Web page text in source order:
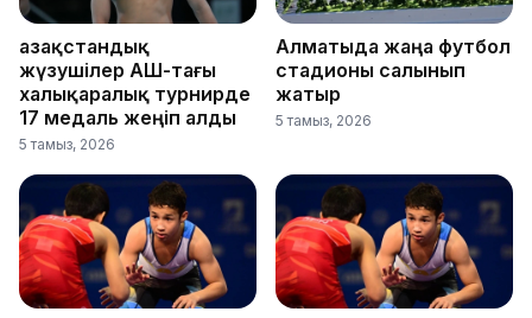
Қазақстандық
жүзушілер АҚШ-тағы
халықаралық турнирде
17 медаль жеңіп алды
5 тамыз, 2026
Алматыда жаңа футбол
стадионы салынып
жатыр
5 тамыз, 2026